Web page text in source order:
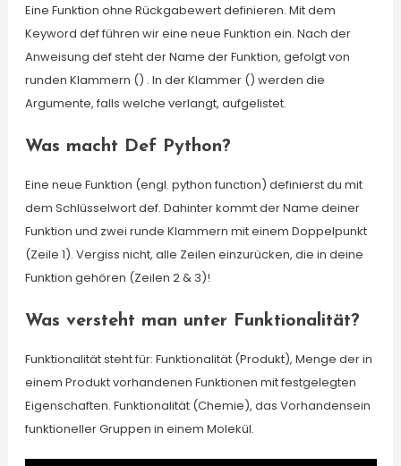
Eine Funktion ohne Rückgabewert definieren. Mit dem
Keyword def führen wir eine neue Funktion ein. Nach der
Anweisung def steht der Name der Funktion, gefolgt von
runden Klammern () . In der Klammer () werden die
Argumente, falls welche verlangt, aufgelistet.
Was macht Def Python?
Eine neue Funktion (engl. python function) definierst du mit
dem Schlüsselwort def. Dahinter kommt der Name deiner
Funktion und zwei runde Klammern mit einem Doppelpunkt
(Zeile 1). Vergiss nicht, alle Zeilen einzurücken, die in deine
Funktion gehören (Zeilen 2 & 3)!
Was versteht man unter Funktionalität?
Funktionalität steht für: Funktionalität (Produkt), Menge der in
einem Produkt vorhandenen Funktionen mit festgelegten
Eigenschaften. Funktionalität (Chemie), das Vorhandensein
funktioneller Gruppen in einem Molekül.